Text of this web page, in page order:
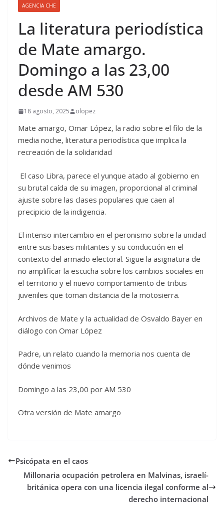
AGENCIA CHE
La literatura periodística
de Mate amargo.
Domingo a las 23,00
desde AM 530
18 agosto, 2025 olopez
Mate amargo, Omar López, la radio sobre el filo de la
media noche, literatura periodística que implica la
recreación de la solidaridad
El caso Libra, parece el yunque atado al gobierno en
su brutal caída de su imagen, proporcional al criminal
ajuste sobre las clases populares que caen al
precipicio de la indigencia.
El intenso intercambio en el peronismo sobre la unidad
entre sus bases militantes y su conducción en el
contexto del armado electoral. Sigue la asignatura de
no amplificar la escucha sobre los cambios sociales en
el territorio y el nuevo comportamiento de tribus
juveniles que toman distancia de la motosierra.
Archivos de Mate y la actualidad de Osvaldo Bayer en
diálogo con Omar López
Padre, un relato cuando la memoria nos cuenta de
dónde venimos
Domingo a las 23,00 por AM 530
Otra versión de Mate amargo
Psicópata en el caos
Millonaria ocupación petrolera en Malvinas, israelí-
británica opera con una licencia ilegal conforme al
derecho internacional